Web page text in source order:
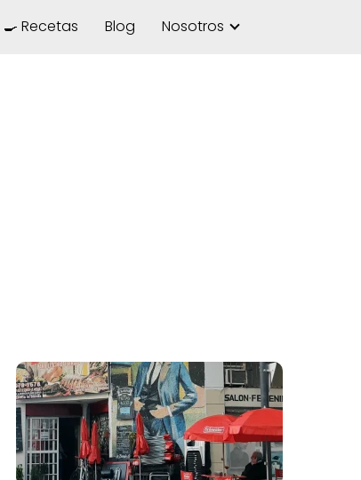
🍳 Recetas Blog Nosotros